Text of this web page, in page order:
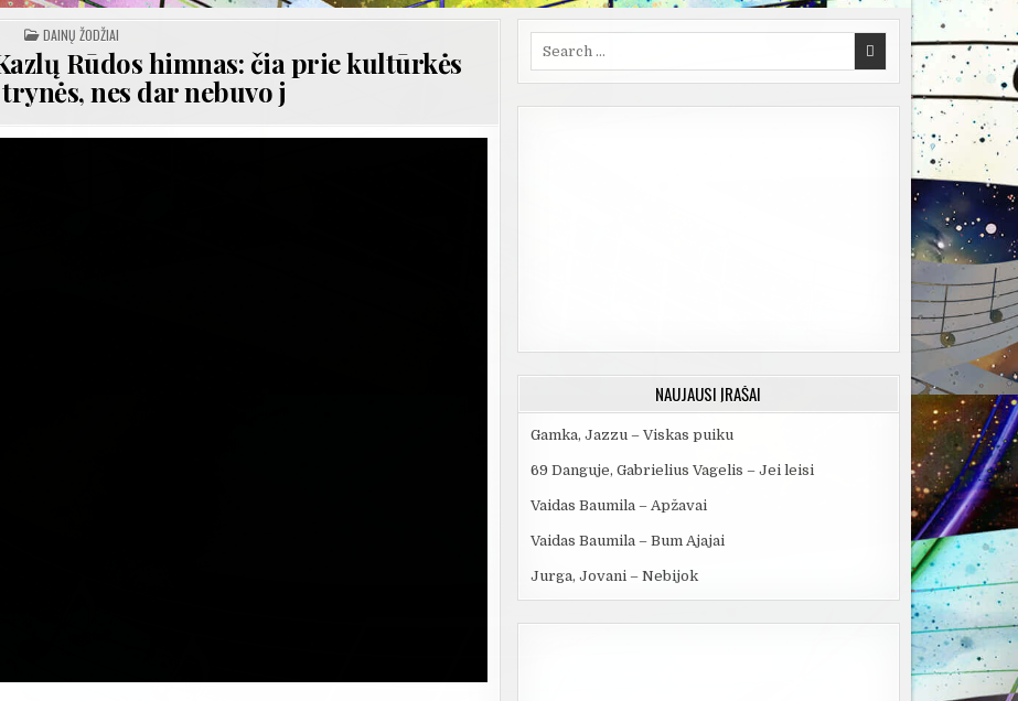
POSTED
IN
DAINŲ ŽODŽIAI
Rūdos himnas: čia prie kultūrkės
nes dar nebuvo j
NAUJAUSI ĮRAŠAI
Gamka, Jazzu – Viskas puiku
69 Danguje, Gabrielius Vagelis – Jei leisi
Vaidas Baumila – Apžavai
Vaidas Baumila – Bum Ajajai
Jurga, Jovani – Nebijok